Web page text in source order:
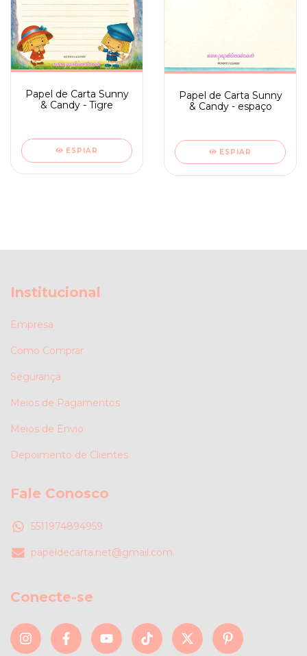
Papel de Carta Sunny
& Candy - Tigre
ESPIAR
Papel de Carta Sunny
& Candy - espaço
ESPIAR
Institucional
Empresa
Como Comprar
Segurança
Meios de Pagamentos
Meios de Envio
Depoimento de Clientes
Fale Conosco
5511974894959
papeldecarta.net@gmail.com
Conecte-se